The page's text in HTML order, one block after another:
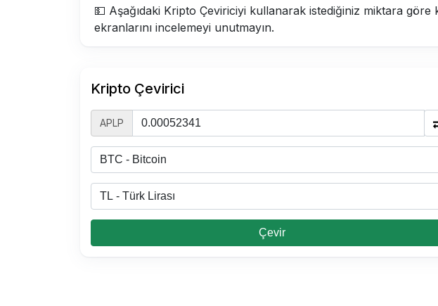
💵 Aşağıdaki Kripto Çeviriciyi kullanarak istediğiniz miktara
ekranlarını incelemeyi unutmayın.
Kripto Çevirici
APLP
Çevir